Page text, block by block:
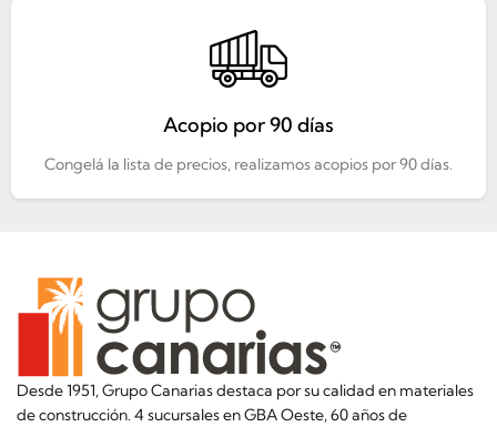
Acopio por 90 días
Congelá la lista de precios, realizamos acopios por 90 días.
Desde 1951, Grupo Canarias destaca por su calidad en materiales
de construcción. 4 sucursales en GBA Oeste, 60 años de